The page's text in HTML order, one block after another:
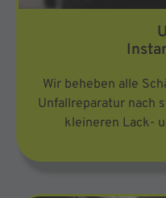
Wir beheben alle
Unfallreparatur nach
kleineren Lack-